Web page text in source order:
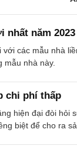
nhất năm 2023
các mẫu nhà
mẫu nhà này.
chi phí thấp
hiện đại đòi hỏi
biệt để cho ra